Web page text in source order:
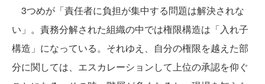
3つめが「責任者に負担が集中する問題は解決されな
い」。責務分解された組織の中では権限構造は「入れ子
構造」になっている。それゆえ、自分の権限を越えた部
分に関しては、エスカレーションして上位の承認を仰ぐ